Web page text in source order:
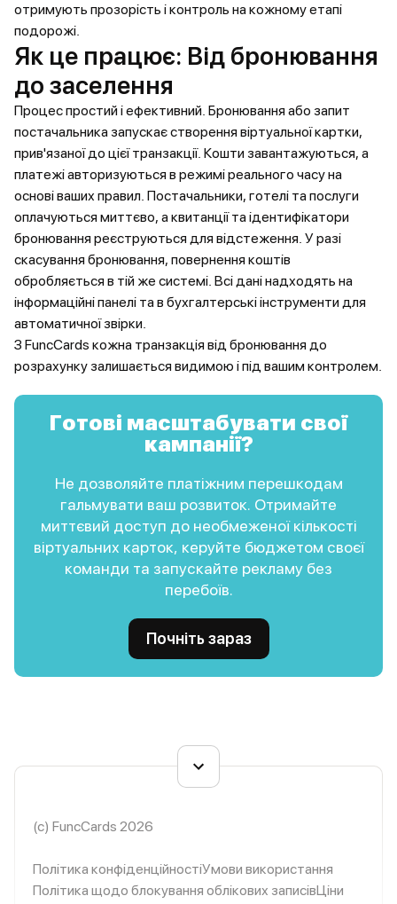
отримують прозорість і контроль на кожному етапі
подорожі.
Як це працює: Від бронювання
до заселення
Процес простий і ефективний. Бронювання або запит
постачальника запускає створення віртуальної картки,
прив'язаної до цієї транзакції. Кошти завантажуються, а
платежі авторизуються в режимі реального часу на
основі ваших правил. Постачальники, готелі та послуги
оплачуються миттєво, а квитанції та ідентифікатори
бронювання реєструються для відстеження. У разі
скасування бронювання, повернення коштів
обробляється в тій же системі. Всі дані надходять на
інформаційні панелі та в бухгалтерські інструменти для
автоматичної звірки.
З FuncCards кожна транзакція від бронювання до
розрахунку залишається видимою і під вашим контролем.
Готові масштабувати свої
кампанії?
Не дозволяйте платіжним перешкодам
гальмувати ваш розвиток. Отримайте
миттєвий доступ до необмеженої кількості
віртуальних карток, керуйте бюджетом своєї
команди та запускайте рекламу без
перебоїв.
Почніть зараз
(c) FuncCards 2026
Політика конфіденційностіУмови використання
Політика щодо блокування облікових записівЦіни